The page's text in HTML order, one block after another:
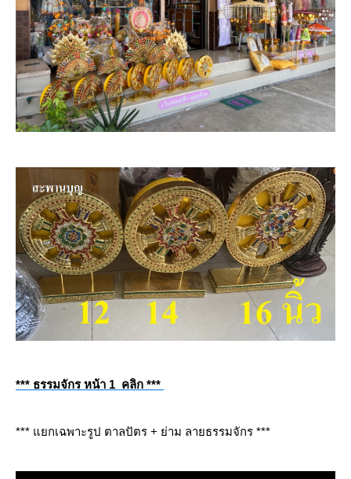
*** ธรรมจักร หน้า 1 คลิก ***
*** แยกเฉพาะรูป ตาลปัตร + ย่าม ลายธรรมจักร ***